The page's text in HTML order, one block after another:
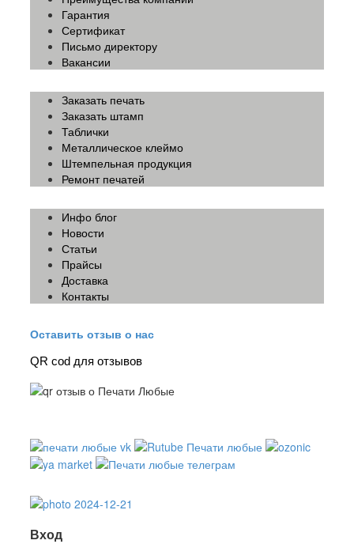
Гарантия
Сертификат
Письмо директору
Вакансии
Заказать печать
Заказать штамп
Таблички
Металлическое клеймо
Штемпельная продукция
Ремонт печатей
Инфо блог
Новости
Статьи
Прайсы
Доставка
Контакты
Оставить отзыв о нас
QR cod для отзывов
Вход